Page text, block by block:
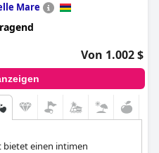
Mare
Von 1.002 $
bietet einen intimen